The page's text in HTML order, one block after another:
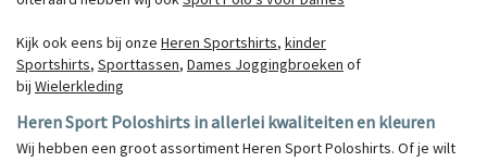
Kijk ook eens bij onze Heren Sportshirts, kinder
Sportshirts, Sporttassen, Dames Joggingbroeken of
bij Wielerkleding
Heren Sport Poloshirts in allerlei kwaliteiten en kleuren
Wij hebben een groot assortiment Heren Sport Poloshirts. Of je wilt